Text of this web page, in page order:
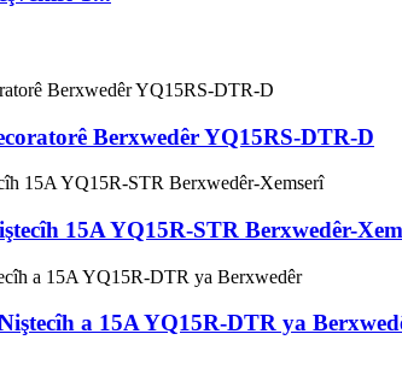
Berxwedêr YQ15RS-DTR-D
15A YQ15R-STR Berxwedêr-
a 15A YQ15R-DTR ya